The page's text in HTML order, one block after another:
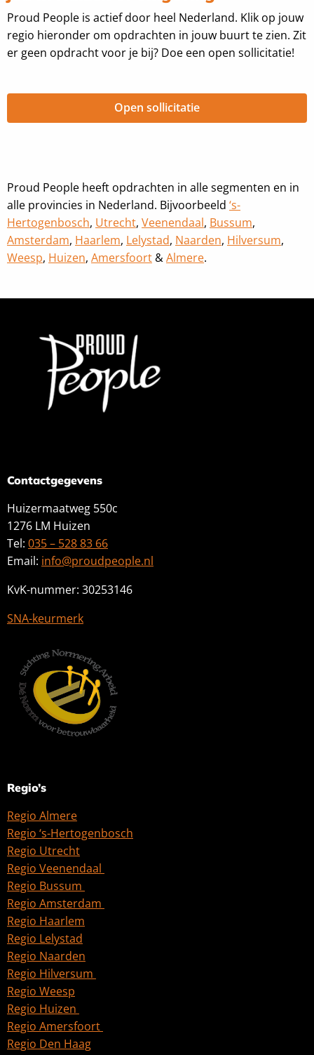
Proud People is actief door heel Nederland. Klik op jouw
regio hieronder om opdrachten in jouw buurt te zien. Zit
er geen opdracht voor je bij? Doe een open sollicitatie!
Open sollicitatie
Proud People heeft opdrachten in alle segmenten en in
alle provincies in Nederland. Bijvoorbeeld ‘s-
Hertogenbosch Utrecht Veenendaal Bussum
Amsterdam Haarlem Lelystad Naarden Hilversum
Weesp Huizen Amersfoort & Almere
Contactgegevens
Huizermaatweg 550c
1276 LM Huizen
Tel: 035 – 528 83 66
Email: info@proudpeople.nl
KvK-nummer: 30253146
SNA-keurmerk
Regio’s
Regio Almere
Regio ‘s-Hertogenbosch
Regio Utrecht
Regio Veenendaal
Regio Bussum
Regio Amsterdam
Regio Haarlem
Regio Lelystad
Regio Naarden
Regio Hilversum
Regio Weesp
Regio Huizen
Regio Amersfoort
Regio Den Haag